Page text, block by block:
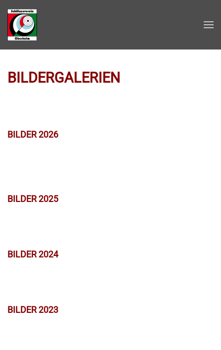
Zum Hauptinhalt springen
BILDERGALERIEN
BILDER 2026
BILDER 2025
BILDER 2024
BILDER 2023